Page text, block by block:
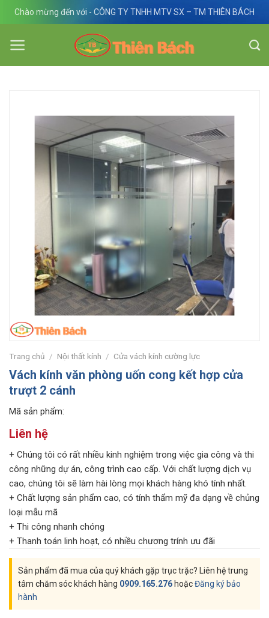
Skip
content
Chào mừng đến với - CÔNG TY TNHH MTV SX – TM THIÊN BÁCH
Trang chủ / Nội thất kính / Cửa vách kính cường lực
Vách kính văn phòng uốn cong kết hợp cửa
trượt 2 cánh
Mã sản phẩm:
Liên hệ
+ Chúng tôi có rất nhiều kinh nghiệm trong việc gia công và thi
công những dự án, công trình cao cấp. Với chất lượng dịch vụ
cao, chúng tôi sẽ làm hài lòng mọi khách hàng khó tính nhất.
+ Chất lượng sản phẩm cao, có tính thẩm mỹ đa dạng về chủng
loại mẫu mã
+ Thi công nhanh chóng
+ Thanh toán linh hoạt, có nhiều chương trính ưu đãi
Sản phẩm đã mua của quý khách gặp trục trặc? Liên hệ trung
tâm chăm sóc khách hàng 0909.165.276 hoặcĐăng ký bảo
hành